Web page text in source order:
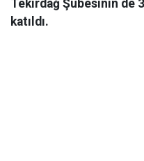
Tekirdağ Şubesinin de
katıldı.